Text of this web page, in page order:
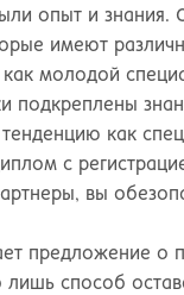
опыт и знания.
имеют
молодой
подкреплены
как
с
вы
предложение о
лишь способ